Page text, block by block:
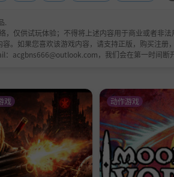
.
，仅供试玩体验；不得将上述内容用于商业或者非
。如果您喜欢该游戏内容，请支持正版，购买注
：acgbns666@outlook.com，我们会在第一时间断
戏 动作游戏